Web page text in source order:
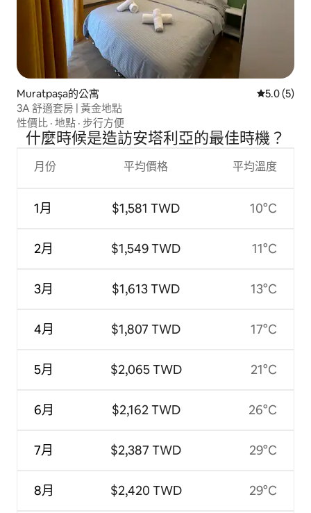
Muratpaşa的公寓 從 5 則評
5.0 (5)
3A 舒適套房 | 黃金地點
性價比 · 地點 · 步行方便
什麼時候是造訪安塔利亞的最佳時機？
月份
1月
2月
3月
4月
5月
6月
7月
8月
平均價格
$1,581 TWD
$1,549 TWD
$1,613 TWD
$1,807 TWD
$2,065 TWD
$2,162 TWD
$2,387 TWD
$2,420 TWD
平均溫度
10°C
11°C
13°C
17°C
21°C
26°C
29°C
29°C